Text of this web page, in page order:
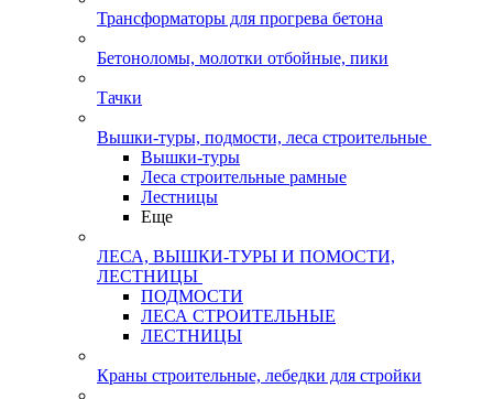
Трансформаторы для прогрева бетона
Бетоноломы, молотки отбойные, пики
Тачки
Вышки-туры, подмости, леса строительные
Вышки-туры
Леса строительные рамные
Лестницы
Еще
ЛЕСА, ВЫШКИ-ТУРЫ И ПОМОСТИ,
ЛЕСТНИЦЫ
ПОДМОСТИ
ЛЕСА СТРОИТЕЛЬНЫЕ
ЛЕСТНИЦЫ
Краны строительные, лебедки для стройки